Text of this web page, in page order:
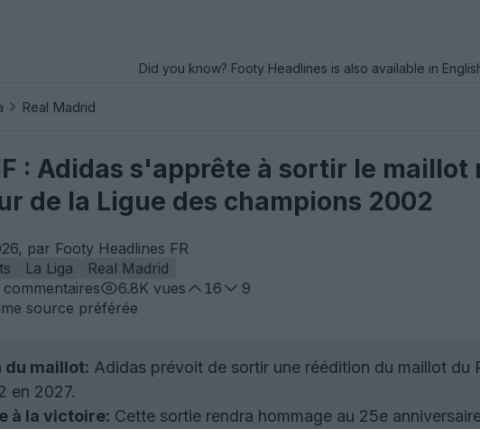
Did you know? Footy Headlines is also available in
Real Madrid
: Adidas s'apprête à sortir le
de la Ligue des champions 2002
par Footy Headlines FR
La Liga
Real Madrid
commentaires 6.8K vues 16
9
source préférée
du maillot: Adidas prévoit de sortir une réédition du maillot du
en 2027.
à la victoire: Cette sortie rendra hommage au 25e